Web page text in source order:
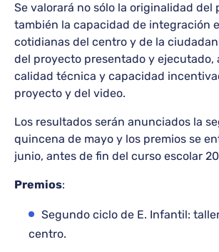
Se valorará no sólo la originalidad del
también la capacidad de integración
cotidianas del centro y de la
del proyecto presentado y ejecutado,
calidad técnica y capacidad
proyecto y del video.
Los resultados serán anunciados la
quincena de mayo y los premios se
junio, antes de fin del curso escolar
Premios:
Segundo ciclo de E. Infantil:
centro.